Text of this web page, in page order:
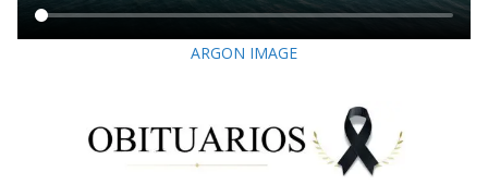
ARGON IMAGE